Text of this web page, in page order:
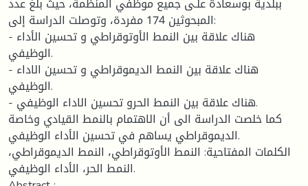
المبحوثين 174 مفردة، وتوصلت الدراسة إلى:
- هناك علاقة بين النمط الأوتوقراطي و تحسين الأداء
الوظيفي.
- هناك علاقة بين النمط الديموقراطي و تحسين الاداء
الوظيفي.
- هناك علاقة بين النمط الحرو تحسين الاداء الوظيفي.
كما خلصت الدراسة الى أن الاهتمام بالنمط القيادي وخاصة
الديموقراطي يساهم في تحسين الأداء الوظيفي.
الكلمات المفتاحية: النمط الأوتوقراطي، النمط الديموقراطي،
النمط الحر، الأداء الوظيفي.